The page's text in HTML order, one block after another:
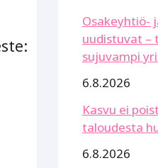
Osakeyhtiö-
uudistuvat –
sujuvampi
6.8.2026
Kasvu ei
taloudesta
6.8.2026